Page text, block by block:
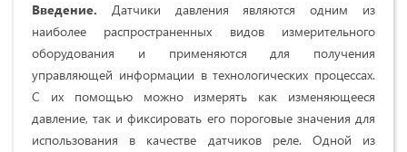
Введение. Датчики давления являются одним из
наиболее распространенных видов измерительного
оборудования и применяются для получения
управляющей информации в технологических процессах.
С их помощью можно измерять как изменяющееся
давление, так и фиксировать его пороговые значения для
использования в качестве датчиков реле. Одной из